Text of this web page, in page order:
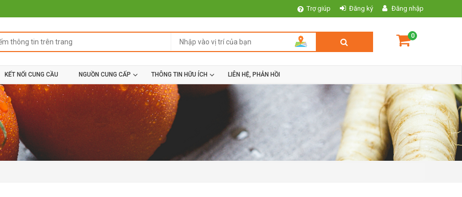
Trợ giúp Đăng ký Đăng nhập
0
KẾT NỐI CUNG CẦU NGUỒN CUNG CẤP THÔNG TIN HỮU ÍCH LIÊN HỆ, PHẢN HỒI